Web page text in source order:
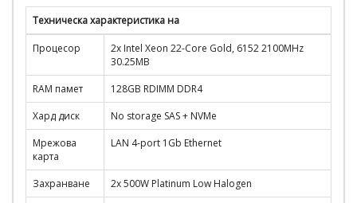
Техническа характеристика на
Процесор
2x Intel Xeon 22-Core Gold, 6152 2100MHz
30.25MB
RAM памет
128GB RDIMM DDR4
Хард диск
No storage SAS + NVMe
Мрежова
карта
LAN 4-port 1Gb Ethernet
Захранване
2x 500W Platinum Low Halogen